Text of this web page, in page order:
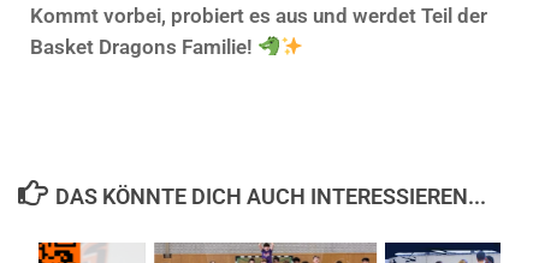
Kommt vorbei, probiert es aus und werdet Teil der
Basket Dragons Familie!
DAS KÖNNTE DICH AUCH INTERESSIEREN...